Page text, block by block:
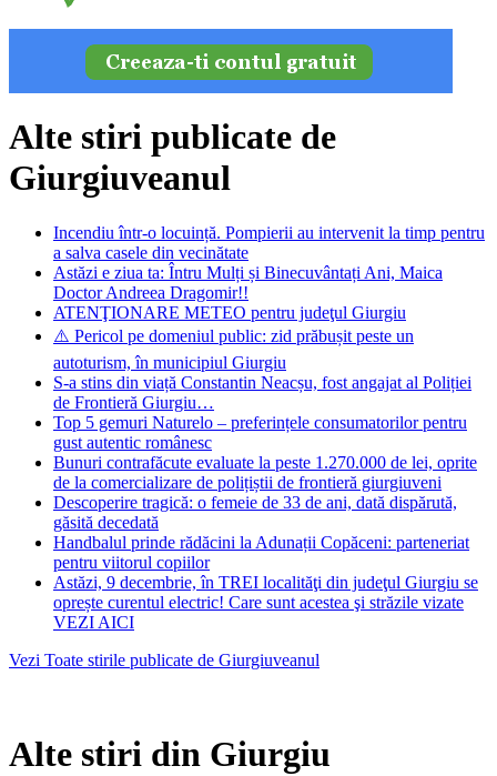
Alte stiri publicate de
Giurgiuveanul
Incendiu într-o locuință. Pompierii au intervenit la timp pentru
a salva casele din vecinătate
Astăzi e ziua ta: Întru Mulți și Binecuvântați Ani, Maica
Doctor Andreea Dragomir!!
ATENŢIONARE METEO pentru judeţul Giurgiu
⚠️ Pericol pe domeniul public: zid prăbușit peste un
autoturism, în municipiul Giurgiu
S-a stins din viață Constantin Neacșu, fost angajat al Poliției
de Frontieră Giurgiu…
Top 5 gemuri Naturelo – preferințele consumatorilor pentru
gust autentic românesc
Bunuri contrafăcute evaluate la peste 1.270.000 de lei, oprite
de la comercializare de polițiștii de frontieră giurgiuveni
Descoperire tragică: o femeie de 33 de ani, dată dispărută,
găsită decedată
Handbalul prinde rădăcini la Adunații Copăceni: parteneriat
pentru viitorul copiilor
Astăzi, 9 decembrie, în TREI localităţi din judeţul Giurgiu se
oprește curentul electric! Care sunt acestea şi străzile vizate
VEZI AICI
Vezi Toate stirile publicate de Giurgiuveanul
Alte stiri din Giurgiu